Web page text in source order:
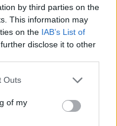
by third parties on the
This information may
on the IAB’s List of
disclose it to other
Outs
of my